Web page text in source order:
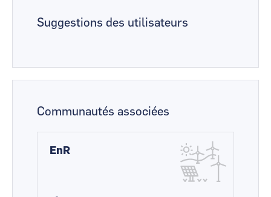
Suggestions des utilisateurs
Communautés associées
EnR